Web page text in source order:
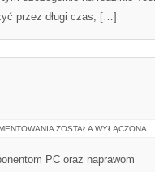
przez długi czas, […]
KOMPUTERY
I
SFF
ZOSTAŁA WYŁĄCZONA
PC oraz naprawom